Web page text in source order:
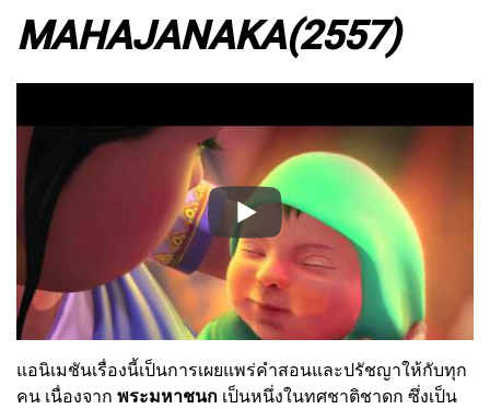
MAHAJANAKA(2557)
แอนิเมชันเรื่องนี้เป็นการเผยแพร่คำสอนและปรัชญาให้กับทุก
คน เนื่องจาก พระมหาชนก เป็นหนึ่งในทศชาติชาดก ซึ่งเป็น